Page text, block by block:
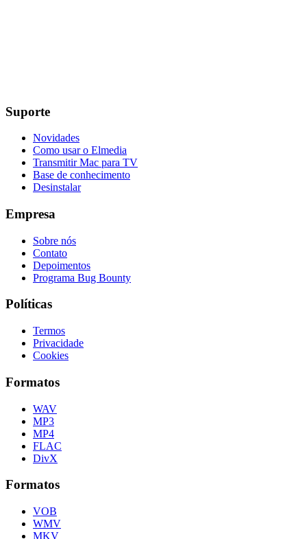
Suporte
Novidades
Como usar o Elmedia
Transmitir Mac para TV
Base de conhecimento
Desinstalar
Empresa
Sobre nós
Contato
Depoimentos
Programa Bug Bounty
Políticas
Termos
Privacidade
Cookies
Formatos
WAV
MP3
MP4
FLAC
DivX
Formatos
VOB
WMV
MKV